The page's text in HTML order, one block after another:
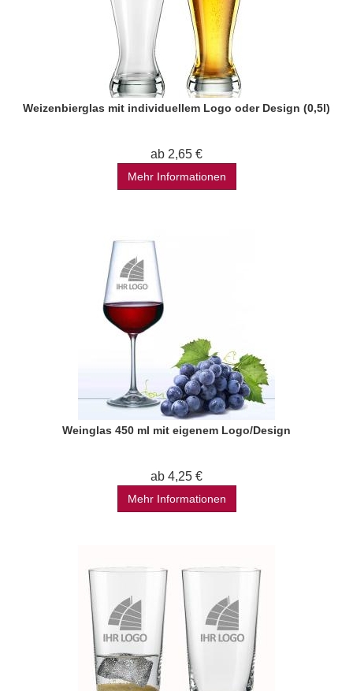
Weizenbierglas mit individuellem Logo oder Design (0,5l)
ab 2,65 €
Mehr Informationen
Weinglas 450 ml mit eigenem Logo/Design
ab 4,25 €
Mehr Informationen